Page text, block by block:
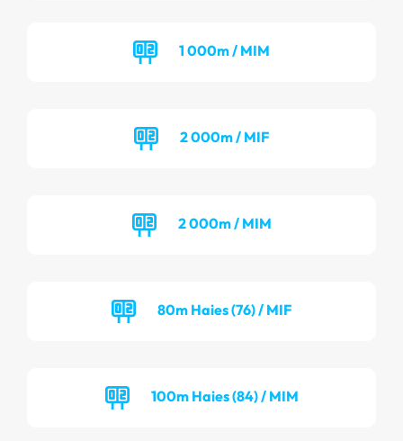
1 000m / MIM
2 000m / MIF
2 000m / MIM
80m Haies (76) / MIF
100m Haies (84) / MIM